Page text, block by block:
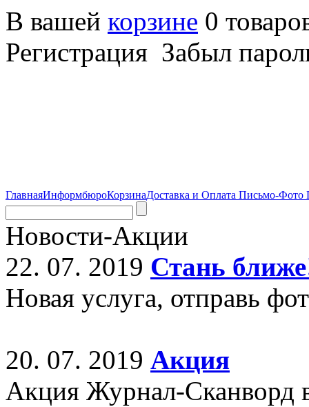
В вашей корзине 0
Регистрация Забыл
ГлавнаяИнформбюроКорзинаДоставка и Оплата Письмо-Фото
Новости-Акции
22. 07. 2019 Стань
Новая услуга, отправь
20. 07. 2019 Акция
Акция Журнал-Сканворд